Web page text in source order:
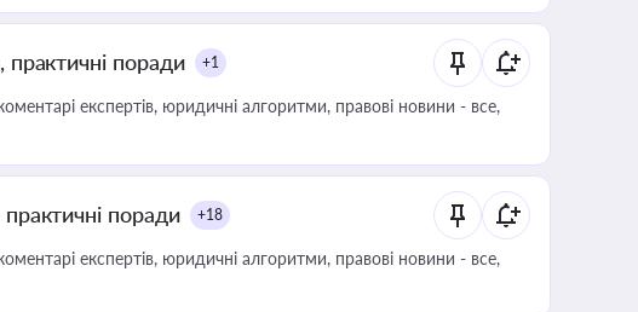
практичні поради +1
експертів, юридичні алгоритми, правові новини - все,
поради +18
експертів, юридичні алгоритми, правові новини - все,